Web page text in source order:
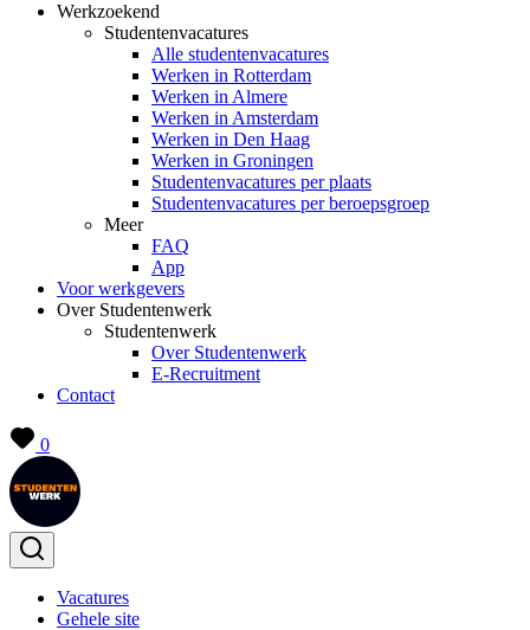
Werkzoekend
Studentenvacatures
Alle studentenvacatures
Werken in Rotterdam
Werken in Almere
Werken in Amsterdam
Werken in Den Haag
Werken in Groningen
Studentenvacatures per plaats
Studentenvacatures per beroepsgroep
Meer
FAQ
App
Voor werkgevers
Over Studentenwerk
Studentenwerk
Over Studentenwerk
E-Recruitment
Contact
0
Vacatures
Gehele site